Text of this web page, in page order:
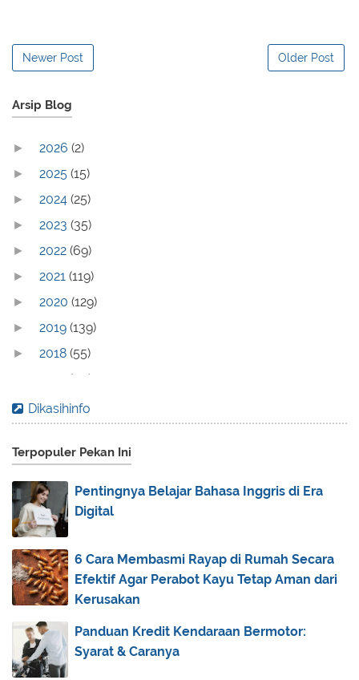
Newer Post Older Post
Arsip Blog
► 2026 (2)
► 2025 (15)
► 2024 (25)
► 2023 (35)
► 2022 (69)
► 2021 (119)
► 2020 (129)
► 2019 (139)
► 2018 (55)
(70)
► 2016(83)
► 2014(44)
► 2013
► 2012 (40)
▼ 2011
► December(6)
► November(18)
► July(12)
► June(10)
► May(6)
Dikasihinfo
Terpopuler Pekan Ini
Pentingnya Belajar Bahasa Inggris di Era
Digital
6 Cara Membasmi Rayap di Rumah Secara
Efektif Agar Perabot Kayu Tetap Aman dari
Kerusakan
Panduan Kredit Kendaraan Bermotor:
Syarat & Caranya